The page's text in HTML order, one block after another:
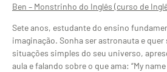
Ben – Monstrinho do Inglês (curso de
Sete anos, estudante do ensino
imaginação. Sonha ser astronauta e quer
situações simples do seu universo,
aula e falando sobre o que ama: “My